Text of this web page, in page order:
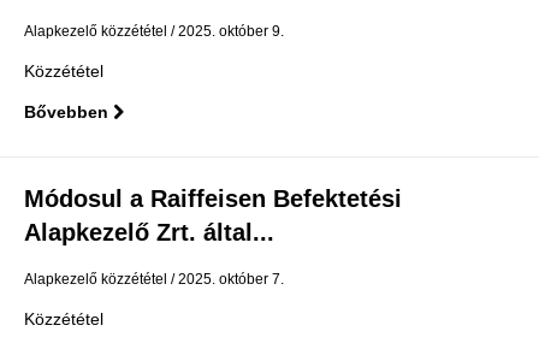
Alapkezelő közzététel 2025. október 9.
Közzététel
Bővebben
Módosul a Raiffeisen Befektetési
Alapkezelő Zrt. által...
Alapkezelő közzététel 2025. október 7.
Közzététel